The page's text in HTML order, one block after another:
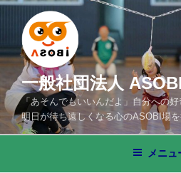
コ
ン
へ
ス
一般社団法人
「あそんでもいいんだよ」自分への好
明日が待ち遠しくなる心のASOBI場
メニュ